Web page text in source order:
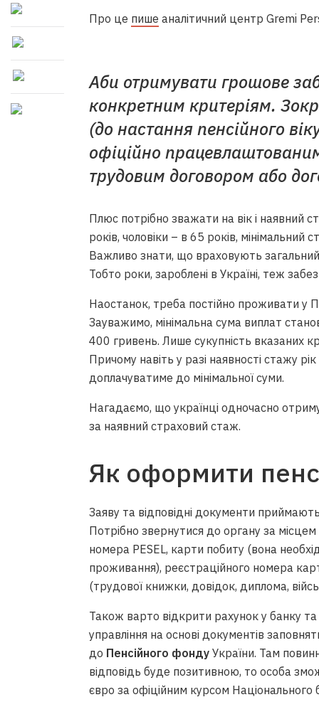
Про це пише аналітичний центр Gremi
Аби отримувати грошове
конкретним критеріям.
(до настання пенсійного
офіційно
трудовим договором або
Плюс потрібно зважати на вік і наявний
років, чоловіки – в 65 років,
Важливо знати, що враховують
Тобто роки, зароблені в Україні, теж
Наостанок, треба постійно проживати у
Зауважимо, мінімальна сума виплат
400 гривень. Лише сукупність вказаних
Причому навіть у разі наявності стажу
доплачуватиме до мінімальної суми.
Нагадаємо, що українці одночасно
за наявний страховий стаж.
Як оформити
Заяву та відповідні документи
Потрібно звернутися до органу за
номера PESEL, карти побиту (вона
проживання), реєстраційного номера
(трудової книжки, довідок, диплома,
Також варто відкрити рахунок у банку та
управління на основі документів
до Пенсійного фонду України. Там
відповідь буде позитивною, то особа
євро за офіційним курсом Національного